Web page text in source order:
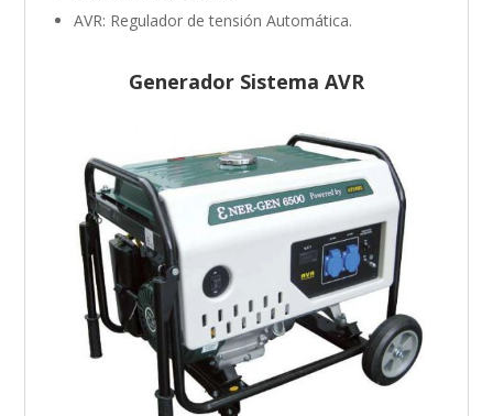
AVR: Regulador de tensión Automática.
Generador Sistema AVR